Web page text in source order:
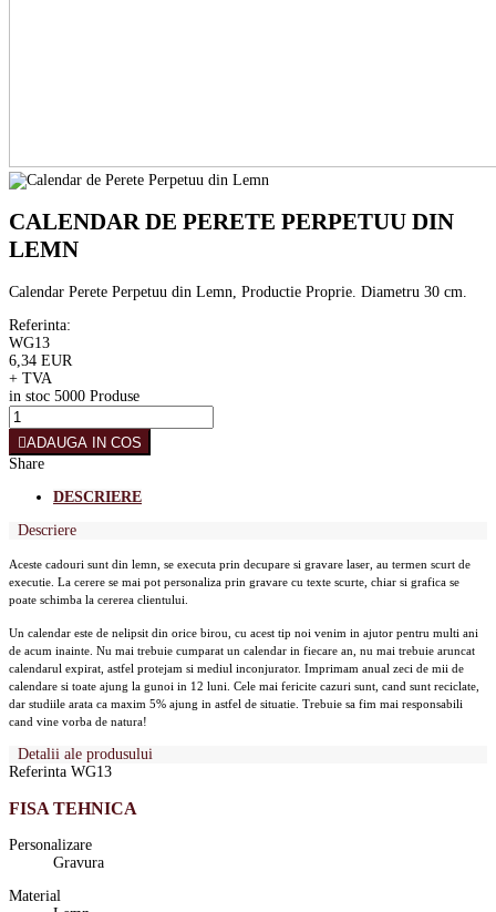
CALENDAR DE PERETE PERPETUU DIN
LEMN
Calendar Perete Perpetuu din Lemn, Productie Proprie. Diametru 30 cm.
Referinta:
WG13
6,34 EUR
+ TVA
in stoc 5000 Produse
ADAUGA IN COS
Share
DESCRIERE
Descriere
Aceste cadouri sunt din lemn, se executa prin decupare si gravare laser, au termen scurt de
executie. La cerere se mai pot personaliza prin gravare cu texte scurte, chiar si grafica se
poate schimba la cererea clientului.
Un calendar este de nelipsit din orice birou, cu acest tip noi venim in ajutor pentru multi ani
de acum inainte. Nu mai trebuie cumparat un calendar in fiecare an, nu mai trebuie aruncat
calendarul expirat, astfel protejam si mediul inconjurator. Imprimam anual zeci de mii de
calendare si toate ajung la gunoi in 12 luni. Cele mai fericite cazuri sunt, cand sunt reciclate,
dar studiile arata ca maxim 5% ajung in astfel de situatie. Trebuie sa fim mai responsabili
cand vine vorba de natura!
Detalii ale produsului
Referinta WG13
FISA TEHNICA
Personalizare
Gravura
Material